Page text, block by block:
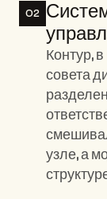
02
Контур,
совета
узле, а